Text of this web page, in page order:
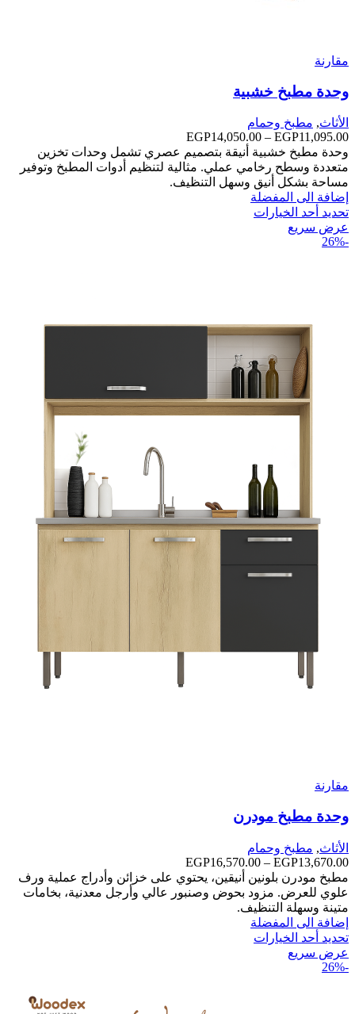
مقارنة
وحدة مطبخ خشبية
الأثاث, مطبخ وحمام
EGP11,095.00
–
EGP14,050.00
نطاق
السعر:
من
وحدة مطبخ خشبية أنيقة بتصميم عصري تشمل وحدات تخزين
متعددة وسطح رخامي عملي. مثالية لتنظيم أدوات المطبخ وتوفير
مساحة بشكل أنيق وسهل التنظيف.
إضافة الى المفضلة
تحديد أحد الخيارات
عرض سريع
-26%
مقارنة
وحدة مطبخ مودرن
الأثاث, مطبخ وحمام
EGP13,670.00
–
EGP16,570.00
نطاق
السعر:
من
مطبخ مودرن بلونين أنيقين، يحتوي على خزائن وأدراج عملية ورف
علوي للعرض. مزود بحوض وصنبور عالي وأرجل معدنية، بخامات
متينة وسهلة التنظيف.
إضافة الى المفضلة
تحديد أحد الخيارات
عرض سريع
-26%